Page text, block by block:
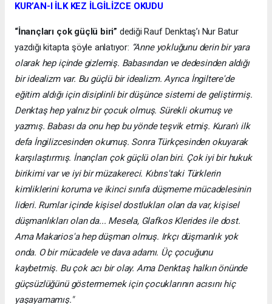
KUR’AN-I İLK KEZ İLGİLİZCE OKUDU
“İnançları çok güçlü biri” dediği Rauf Denktaş’ı Nur Batur
yazdığı kitapta şöyle anlatıyor: “Anne yokluğunu derin bir yara
olarak hep içinde gizlemiş. Babasından ve dedesinden aldığı
bir idealizm var. Bu güçlü bir idealizm. Ayrıca İngiltere'de
eğitim aldığı için disiplinli bir düşünce sistemi de geliştirmiş.
Denktaş hep yalnız bir çocuk olmuş. Sürekli okumuş ve
yazmış. Babası da onu hep bu yönde teşvik etmiş. Kuran'ı ilk
defa İngilizcesinden okumuş. Sonra Türkçesinden okuyarak
karşılaştırmış. İnançları çok güçlü olan biri. Çok iyi bir hukuk
birikimi var ve iyi bir müzakereci. Kıbrıs'taki Türklerin
kimliklerini koruma ve ikinci sınıfa düşmeme mücadelesinin
lideri. Rumlar içinde kişisel dostlukları olan da var, kişisel
düşmanlıkları olan da... Mesela, Glafkos Klerides ile dost.
Ama Makarios'a hep düşman olmuş. Irkçı düşmanlık yok
onda. O bir mücadele ve dava adamı. Üç çocuğunu
kaybetmiş. Bu çok acı bir olay. Ama Denktaş halkın önünde
güçsüzlüğünü göstermemek için çocuklarının acısını hiç
yaşayamamış."